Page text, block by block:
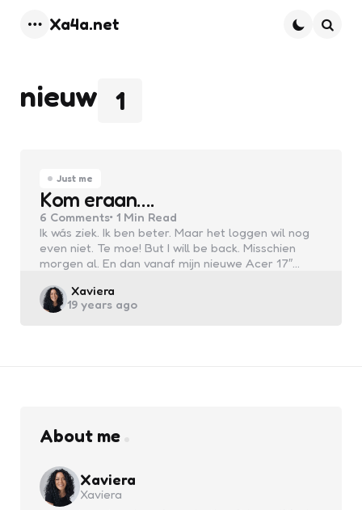
Xa4a.net
1
nieuw
Just me
Kom eraan….
6 Comments 1 Min Read
Ik wás ziek. Ik ben beter. Maar het loggen wil nog
even niet. Te moe! But I will be back. Misschien
morgen al. En dan vanaf mijn nieuwe Acer 17″…
Posted
by
Xaviera
19 years ago
About me
Xaviera
Xaviera